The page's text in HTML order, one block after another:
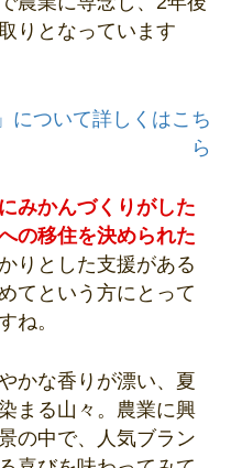
りとなっています
について詳しくはこち
ら
みかんづくりがした
の移住を決められた
りとした支援がある
てという方にとって
ね。
かな香りが漂い、夏
まる山々。農業に興
の中で、人気ブラン